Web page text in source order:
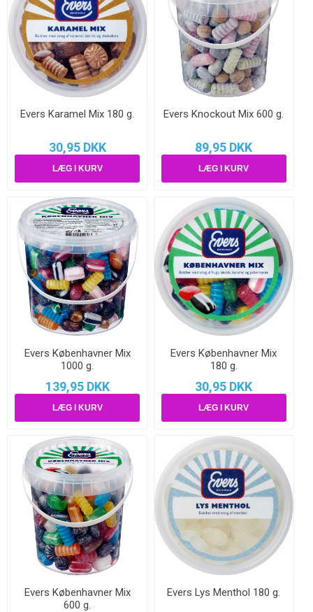
Evers Karamel Mix 180 g.
30,95 DKK
Evers Knockout Mix 600 g.
89,95 DKK
Evers Københavner Mix
1000 g.
139,95 DKK
Evers Københavner Mix
180 g.
30,95 DKK
Evers Københavner Mix
600 g.
Evers Lys Menthol 180 g.